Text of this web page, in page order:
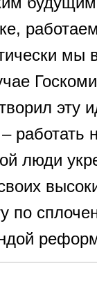
мы
эту
люди
по